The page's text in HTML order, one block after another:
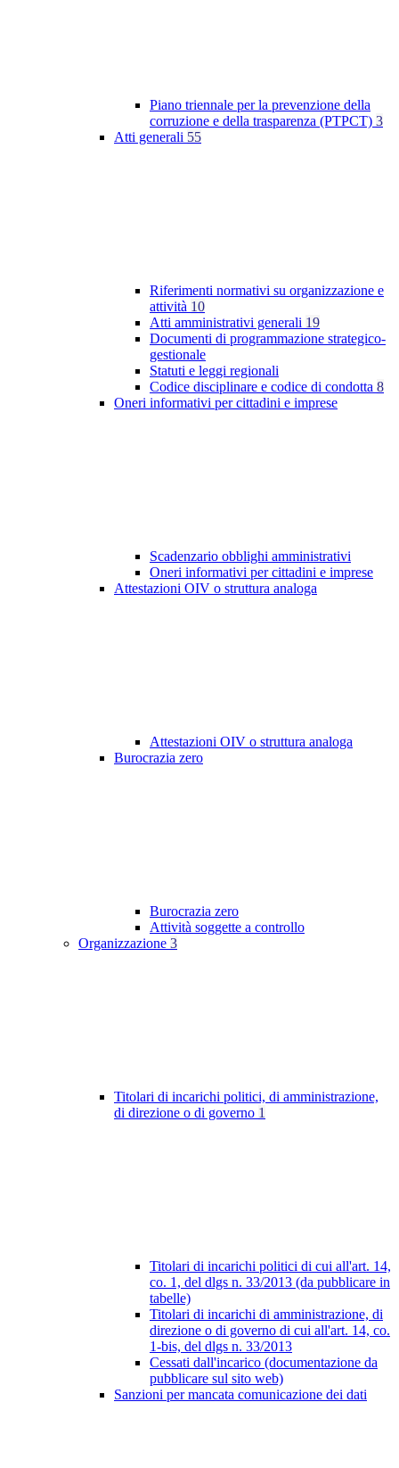
Piano triennale per la prevenzione della
corruzione e della trasparenza (PTPCT) 3
Atti generali 55
Riferimenti normativi su organizzazione e
attività 10
Atti amministrativi generali 19
Documenti di programmazione strategico-
gestionale
Statuti e leggi regionali
Codice disciplinare e codice di condotta 8
Oneri informativi per cittadini e imprese
Scadenzario obblighi amministrativi
Oneri informativi per cittadini e imprese
Attestazioni OIV o struttura analoga
Attestazioni OIV o struttura analoga
Burocrazia zero
Burocrazia zero
Attività soggette a controllo
Organizzazione 3
Titolari di incarichi politici, di amministrazione,
di direzione o di governo 1
Titolari di incarichi politici di cui all'art. 14,
co. 1, del dlgs n. 33/2013 (da pubblicare in
tabelle)
Titolari di incarichi di amministrazione, di
direzione o di governo di cui all'art. 14, co.
1-bis, del dlgs n. 33/2013
Cessati dall'incarico (documentazione da
pubblicare sul sito web)
Sanzioni per mancata comunicazione dei dati